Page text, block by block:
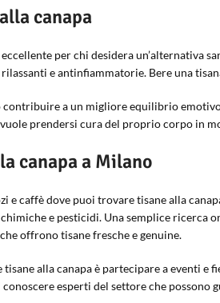
canapa
eccellente per chi desidera
e antinfiammatorie. Bere una
a un migliore equilibrio
vuole prendersi cura del proprio corpo in
canapa a Milano
e caffè dove puoi trovare tisane alla
e pesticidi. Una semplice
offrono tisane fresche e genuine.
alla canapa è partecipare a eventi e
esperti del settore che